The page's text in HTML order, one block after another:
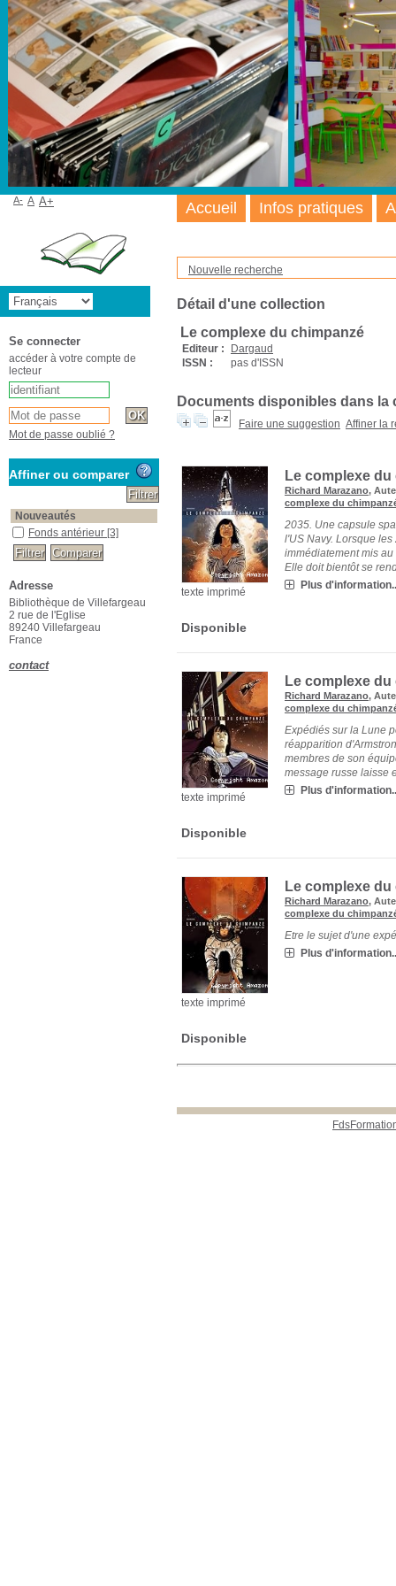
Nouvelle recherche
Détail d'une collection
Le complexe du chimpanzé
Editeur :
Dargaud
ISSN :
pas d'ISSN
Documents disponibles dans la
Faire une suggestion Affiner la
texte imprimé
Le complexe
Richard Marazano,
complexe du
2035. Une capsule
l'US Navy. Lorsque
immédiatement mis
Elle doit bientôt se
Plus
Disponible
texte imprimé
Le complexe
Richard Marazano,
complexe du
Expédiés sur la Lune
réapparition
membres de son
message russe laisse
Plus
Disponible
texte imprimé
Le complexe
Richard Marazano,
complexe du
Etre le sujet d'une
Plus
Disponible
Accueil Infos pratiques
A- A A+
Se connecter
accéder à votre compte de
lecteur
Mot de passe oublié ?
Affiner ou comparer
Nouveautés
Fonds antérieur [3]
Adresse
Bibliothèque de Villefargeau
2 rue de l'Eglise
89240 Villefargeau
France
contact